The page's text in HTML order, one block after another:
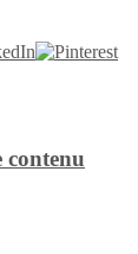
contenu